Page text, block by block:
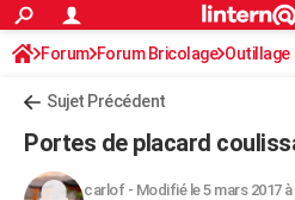
ACTUALITÉS
Politique
Société
Faits Divers
Education
Monde
Villes
+
FINANCE
S'inscrire
Forum Forum Bricolage Outillage
Sujet Précédent
Portes de placard
carlof- Modifié le 5 mars 2017 à